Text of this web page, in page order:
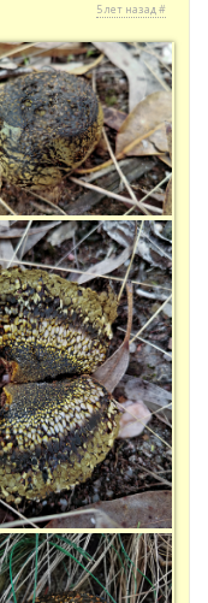
5 лет назад #